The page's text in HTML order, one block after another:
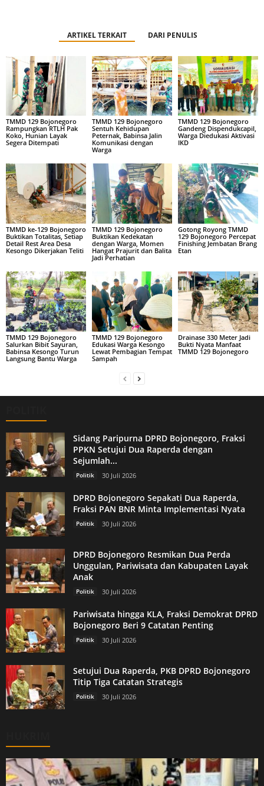
ARTIKEL TERKAIT DARI PENULIS
TMMD 129 Bojonegoro
Rampungkan RTLH Pak
Koko, Hunian Layak
Segera Ditempati
TMMD 129 Bojonegoro
Sentuh Kehidupan
Peternak, Babinsa Jalin
Komunikasi dengan
Warga
TMMD 129 Bojonegoro
Gandeng Dispendukcapil,
Warga Diedukasi Aktivasi
IKD
TMMD ke-129 Bojonegoro
Buktikan Totalitas, Setiap
Detail Rest Area Desa
Kesongo Dikerjakan Teliti
TMMD 129 Bojonegoro
Buktikan Kedekatan
dengan Warga, Momen
Hangat Prajurit dan Balita
Jadi Perhatian
Gotong Royong TMMD
129 Bojonegoro Percepat
Finishing Jembatan Brang
Etan
TMMD 129 Bojonegoro
Salurkan Bibit Sayuran,
Babinsa Kesongo Turun
Langsung Bantu Warga
TMMD 129 Bojonegoro
Edukasi Warga Kesongo
Lewat Pembagian Tempat
Sampah
Drainase 330 Meter Jadi
Bukti Nyata Manfaat
TMMD 129 Bojonegoro
Sidang Paripurna DPRD Bojonegoro, Fraksi
PPKN Setujui Dua Raperda dengan
Sejumlah...
Politik 30 Juli 2026
DPRD Bojonegoro Sepakati Dua Raperda,
Fraksi PAN BNR Minta Implementasi Nyata
Politik 30 Juli 2026
DPRD Bojonegoro Resmikan Dua Perda
Unggulan, Pariwisata dan Kabupaten Layak
Anak
Politik 30 Juli 2026
Pariwisata hingga KLA, Fraksi Demokrat DPRD
Bojonegoro Beri 9 Catatan Penting
Politik 30 Juli 2026
Setujui Dua Raperda, PKB DPRD Bojonegoro
Titip Tiga Catatan Strategis
Politik 30 Juli 2026